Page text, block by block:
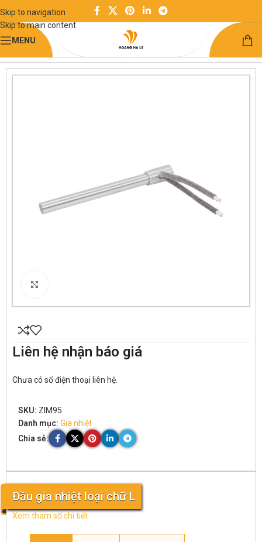
Skip to navigation
Skip to main content
MENU
Trang chủ
Điện và điều khiển Gia nhiệt
Đầu gia nhiệt loại chữ L
Xem tham số chi tiết
Liên hệ nhận báo giá
Chưa có số điện thoại liên hệ.
SKU: ZIM95
Danh mục: Gia nhiệt
Chia sẻ: